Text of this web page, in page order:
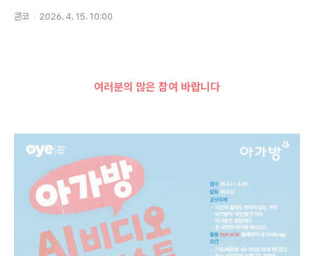
콘코 2026. 4. 15. 10:00
여러분의 많은 참여 바랍니다